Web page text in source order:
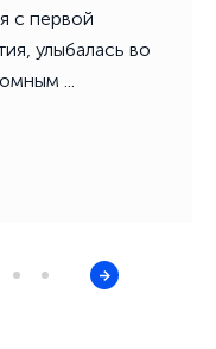
с первой
улыбалась во
...